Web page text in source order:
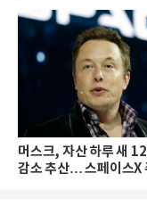
머스크, 자산 하루 새
감소 추산… 스페이스X